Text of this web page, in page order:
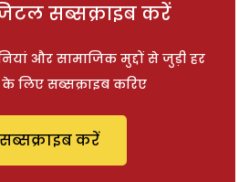
सब्सक्राइब करें
और सामाजिक मुद्दों से जुड़ी हर
लिए सब्सक्राइब करिए
सब्सक्राइब करें